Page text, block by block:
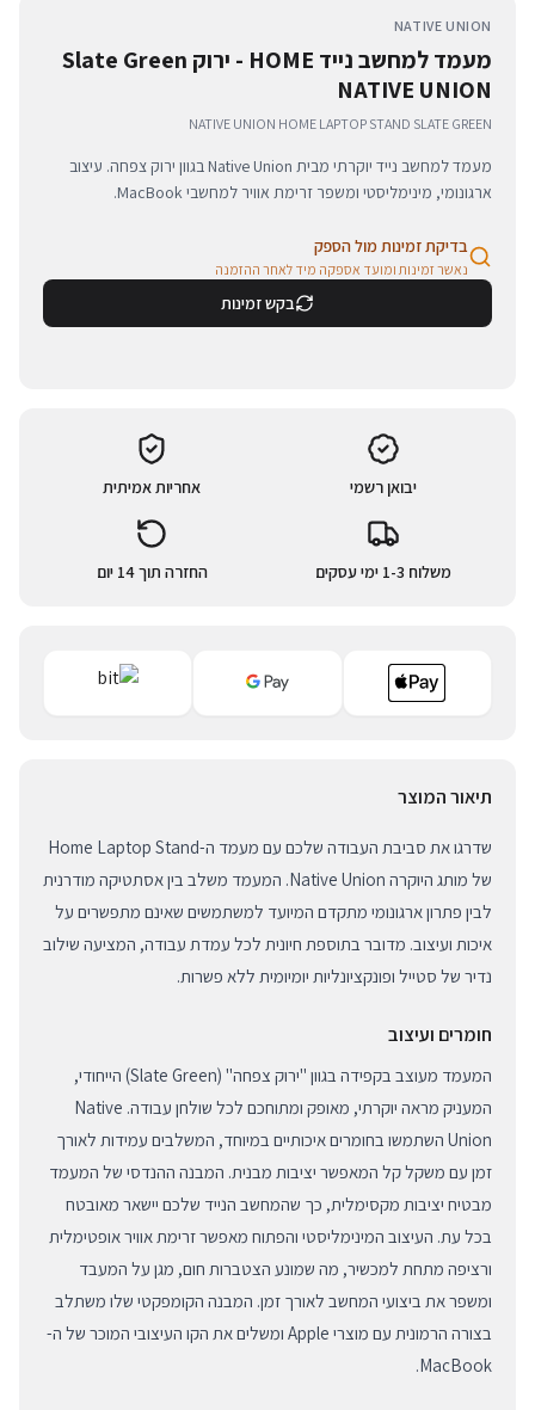
NATIVE UNION
מעמד למחשב נייד HOME - ירוק Slate Green
NATIVE UNION
NATIVE UNION HOME LAPTOP STAND SLATE GREEN
מעמד למחשב נייד יוקרתי מבית Native Union בגוון ירוק צפחה. עיצוב
ארגונומי, מינימליסטי ומשפר זרימת אוויר למחשבי MacBook.
בדיקת זמינות מול הספק
נאשר זמינות ומועד אספקה מיד לאחר ההזמנה
בקש זמינות
יבואן רשמי אחריות אמיתית
משלוח 1-3 ימי עסקים החזרה תוך 14 יום
תיאור המוצר
שדרגו את סביבת העבודה שלכם עם מעמד ה-Home Laptop Stand
של מותג היוקרה Native Union. המעמד משלב בין אסתטיקה מודרנית
לבין פתרון ארגונומי מתקדם המיועד למשתמשים שאינם מתפשרים על
איכות ועיצוב. מדובר בתוספת חיונית לכל עמדת עבודה, המציעה שילוב
נדיר של סטייל ופונקציונליות יומיומית ללא פשרות.
חומרים ועיצוב
המעמד מעוצב בקפידה בגוון "ירוק צפחה" (Slate Green) הייחודי,
המעניק מראה יוקרתי, מאופק ומתוחכם לכל שולחן עבודה. Native
Union השתמשו בחומרים איכותיים במיוחד, המשלבים עמידות לאורך
זמן עם משקל קל המאפשר יציבות מבנית. המבנה ההנדסי של המעמד
מבטיח יציבות מקסימלית, כך שהמחשב הנייד שלכם יישאר מאובטח
בכל עת. העיצוב המינימליסטי והפתוח מאפשר זרימת אוויר אופטימלית
ורציפה מתחת למכשיר, מה שמונע הצטברות חום, מגן על המעבד
ומשפר את ביצועי המחשב לאורך זמן. המבנה הקומפקטי שלו משתלב
בצורה הרמונית עם מוצרי Apple ומשלים את הקו העיצובי המוכר של ה-
MacBook.